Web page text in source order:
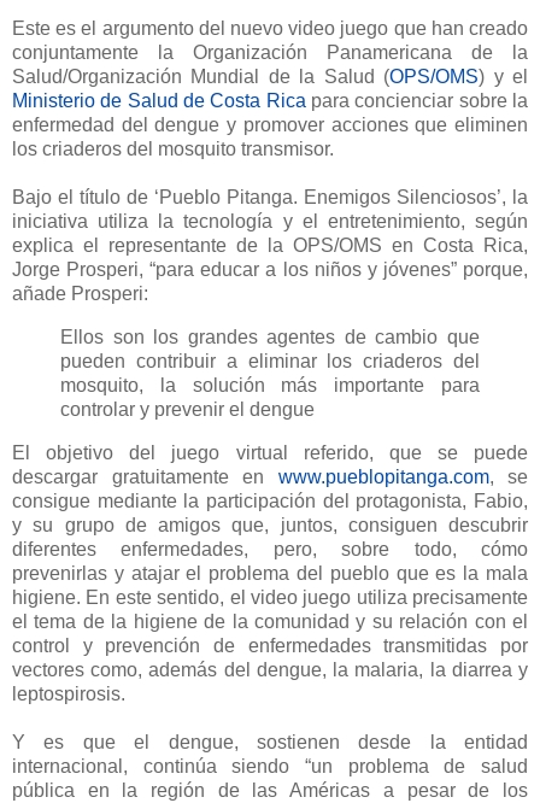
Este es el argumento del nuevo video juego que han creado
conjuntamente la Organización Panamericana de la
Salud/Organización Mundial de la Salud (OPS/OMS) y el
Ministerio de Salud de Costa Ricapara concienciar sobre la
enfermedad del dengue y promover acciones que eliminen
los criaderos del mosquito transmisor.
Bajo el título de ‘Pueblo Pitanga. Enemigos Silenciosos’, la
iniciativa utiliza la tecnología y el entretenimiento, según
explica el representante de la OPS/OMS en Costa Rica,
Jorge Prosperi, “para educar a los niños y jóvenes” porque,
añade Prosperi:
Ellos son los grandes agentes de cambio que
pueden contribuir a eliminar los criaderos del
mosquito, la solución más importante para
controlar y prevenir el dengue
El objetivo del juego virtual referido, que se puede
descargar gratuitamente en www.pueblopitanga.com, se
consigue mediante la participación del protagonista, Fabio,
y su grupo de amigos que, juntos, consiguen descubrir
diferentes enfermedades, pero, sobre todo, cómo
prevenirlas y atajar el problema del pueblo que es la mala
higiene. En este sentido, el video juego utiliza precisamente
el tema de la higiene de la comunidad y su relación con el
control y prevención de enfermedades transmitidas por
vectores como, además del dengue, la malaria, la diarrea y
leptospirosis.
Y es que el dengue, sostienen desde la entidad
internacional, continúa siendo “un problema de salud
pública en la región de las Américas a pesar de los